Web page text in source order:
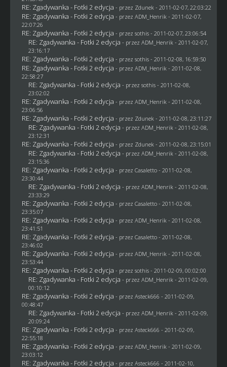
RE: Zgadywanka - Fotki 2 edycja - przez Zdunek - 2011-02-07, 22:03:22
RE: Zgadywanka - Fotki 2 edycja - przez ADM_Henrik - 2011-02-07,
22:07:26
RE: Zgadywanka - Fotki 2 edycja - przez sothis- 2011-02-07, 23:06:54
RE: Zgadywanka - Fotki 2 edycja - przez ADM_Henrik - 2011-02-07,
23:16:17
RE: Zgadywanka - Fotki 2 edycja - przez sothis- 2011-02-08, 16:59:50
RE: Zgadywanka - Fotki 2 edycja - przez ADM_Henrik - 2011-02-08,
22:58:27
RE: Zgadywanka - Fotki 2 edycja - przez sothis- 2011-02-08,
23:02:02
RE: Zgadywanka - Fotki 2 edycja - przez ADM_Henrik - 2011-02-08,
23:06:56
RE: Zgadywanka - Fotki 2 edycja - przez Zdunek - 2011-02-08, 23:11:27
RE: Zgadywanka - Fotki 2 edycja - przez ADM_Henrik - 2011-02-08,
23:12:31
RE: Zgadywanka - Fotki 2 edycja - przez Zdunek - 2011-02-08, 23:15:01
RE: Zgadywanka - Fotki 2 edycja - przez ADM_Henrik - 2011-02-08,
23:15:36
RE: Zgadywanka - Fotki 2 edycja - przez Casaletto- 2011-02-08,
23:30:44
RE: Zgadywanka - Fotki 2 edycja - przez ADM_Henrik - 2011-02-08,
23:33:29
RE: Zgadywanka - Fotki 2 edycja - przez Casaletto- 2011-02-08,
23:35:07
RE: Zgadywanka - Fotki 2 edycja - przez ADM_Henrik - 2011-02-08,
23:41:51
RE: Zgadywanka - Fotki 2 edycja - przez Casaletto- 2011-02-08,
23:46:02
RE: Zgadywanka - Fotki 2 edycja - przez ADM_Henrik - 2011-02-08,
23:53:44
RE: Zgadywanka - Fotki 2 edycja - przez sothis- 2011-02-09, 00:02:00
RE: Zgadywanka - Fotki 2 edycja - przez ADM_Henrik - 2011-02-09,
00:10:12
RE: Zgadywanka - Fotki 2 edycja - przez Asteck666 - 2011-02-09,
00:48:47
RE: Zgadywanka - Fotki 2 edycja - przez ADM_Henrik - 2011-02-09,
20:09:24
RE: Zgadywanka - Fotki 2 edycja - przez Asteck666 - 2011-02-09,
22:55:18
RE: Zgadywanka - Fotki 2 edycja - przez ADM_Henrik - 2011-02-09,
23:03:12
RE: Zgadywanka - Fotki 2 edycja - przez Asteck666 - 2011-02-10,